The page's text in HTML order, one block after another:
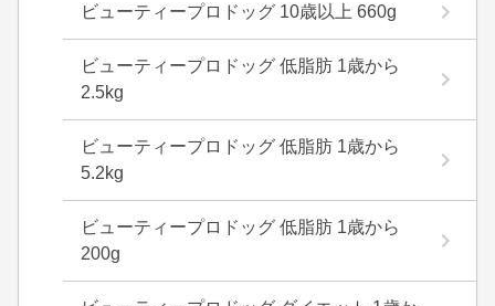
ビューティープロドッグ 10歳以上 660g
ビューティープロドッグ 低脂肪 1歳から
2.5kg
ビューティープロドッグ 低脂肪 1歳から
5.2kg
ビューティープロドッグ 低脂肪 1歳から
200g